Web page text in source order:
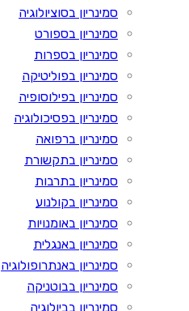
סמינריון בסוציולוגיה
סמינריון בספורט
סמינריון בספרות
סמינריון בפוליטיקה
סמינריון בפילוסופיה
סמינריון בפסיכולוגיה
סמינריון ברפואה
סמינריון בתקשורת
סמינריון בתרבות
סמינריון בקולנוע
סמינריון באומנויות
סמינריון באנגלית
סמינריון באנתרופולוגיה
סמינריון בבוטניקה
סמינריון בביולוגיה